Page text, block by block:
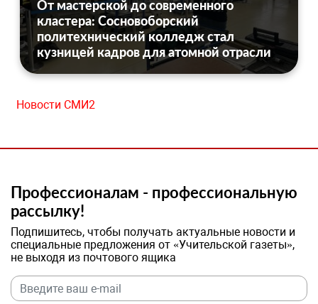
От мастерской до современного
кластера: Сосновоборский
политехнический колледж стал
кузницей кадров для атомной отрасли
Новости СМИ2
Профессионалам - профессиональную
рассылку!
Подпишитесь, чтобы получать актуальные новости и
специальные предложения от «Учительской газеты»,
не выходя из почтового ящика